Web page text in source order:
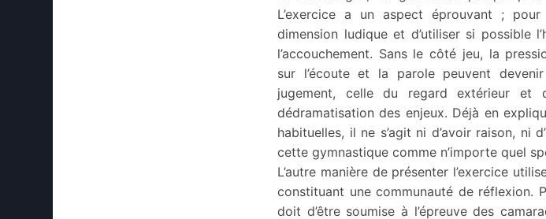
L’exercice a un aspect éprouvant ;
dimension ludique et d’utiliser si possible
l’accouchement. Sans le côté jeu, la
sur l’écoute et la parole peuvent
jugement, celle du regard extérieur
dédramatisation des enjeux. Déjà en
habituelles, il ne s’agit ni d’avoir raison, ni
cette gymnastique comme n’importe quel
L’autre manière de présenter l’exercice
constituant une communauté de réflexion.
doit d’être soumise à l’épreuve des